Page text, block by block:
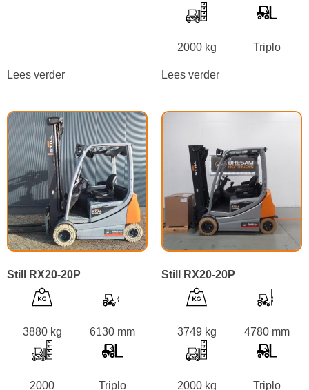
Lees verder
2000 kg Triplo
Lees verder
Still RX20-20P
3880 kg 6130 mm
2000 Triplo
Still RX20-20P
3749 kg 4780 mm
2000 kg Triplo